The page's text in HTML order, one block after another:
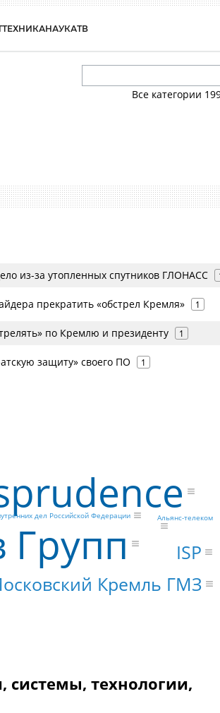
ТЕХНИКАНАУКАТВ
Все категории
из-за утопленных спутников ГЛОНАСС
прекратить «обстрел Кремля» 1
по Кремлю и президенту 1
защиту» своего ПО 1
Групп
Кремль ГМЗ
ISP
Альянс-телеком
дел Российской Федерации
технологии,